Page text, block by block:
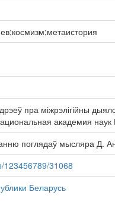
пра міжрэлігійны
академия
поглядаў мысляра Д.
123456789/31068
Беларусь